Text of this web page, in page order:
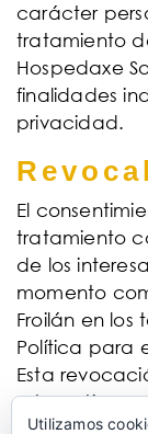
carácter
tratamiento
Hospedaxe
finalidades
privacidad.
El
tratamiento
de los
momento
Froilán en los
Política para
Esta
retroactivo.
Utilizamos